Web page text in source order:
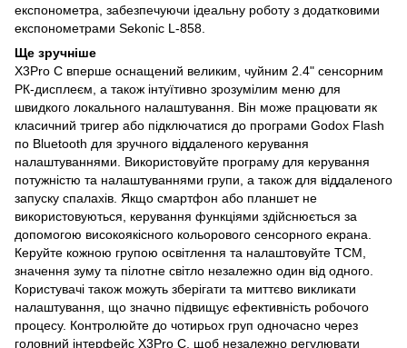
експонометра, забезпечуючи ідеальну роботу з додатковими
експонометрами Sekonic L-858.
Ще зручніше
X3Pro C вперше оснащений великим, чуйним 2.4" сенсорним
РК-дисплеєм, а також інтуїтивно зрозумілим меню для
швидкого локального налаштування. Він може працювати як
класичний тригер або підключатися до програми Godox Flash
по Bluetooth для зручного віддаленого керування
налаштуваннями. Використовуйте програму для керування
потужністю та налаштуваннями групи, а також для віддаленого
запуску спалахів. Якщо смартфон або планшет не
використовуються, керування функціями здійснюється за
допомогою високоякісного кольорового сенсорного екрана.
Керуйте кожною групою освітлення та налаштовуйте TCM,
значення зуму та пілотне світло незалежно один від одного.
Користувачі також можуть зберігати та миттєво викликати
налаштування, що значно підвищує ефективність робочого
процесу. Контролюйте до чотирьох груп одночасно через
головний інтерфейс X3Pro C, щоб незалежно регулювати